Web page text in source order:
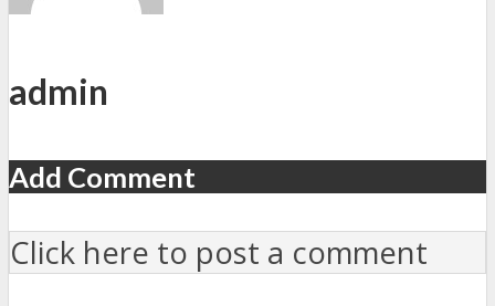
admin
Add Comment
Click here to post a comment